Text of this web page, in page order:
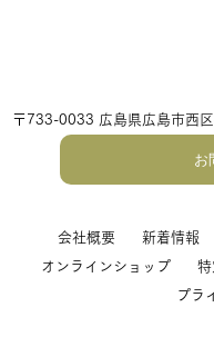
〒733-0033 広島県広島市西
お
会社概要 新着情報
オンラインショップ
プラ